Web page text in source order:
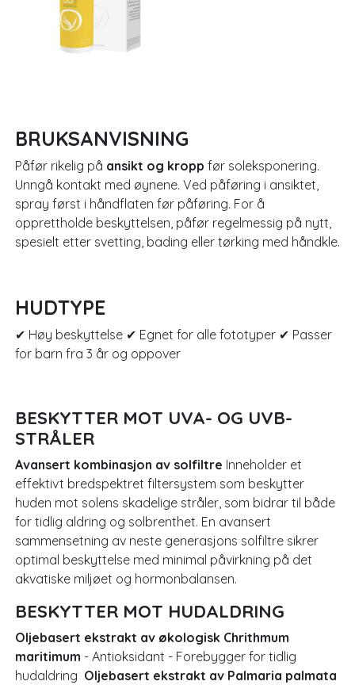
BRUKSANVISNING
Påfør rikelig på ansikt og kropp før soleksponering.
Unngå kontakt med øynene. Ved påføring i ansiktet,
spray først i håndflaten før påføring. For å
opprettholde beskyttelsen, påfør regelmessig på nytt,
spesielt etter svetting, bading eller tørking med håndkle.
HUDTYPE
✔ Høy beskyttelse ✔ Egnet for alle fototyper ✔ Passer
for barn fra 3 år og oppover
BESKYTTER MOT UVA- OG UVB-
STRÅLER
Avansert kombinasjon av solfiltre Inneholder et
effektivt bredspektret filtersystem som beskytter
huden mot solens skadelige stråler, som bidrar til både
for tidlig aldring og solbrenthet. En avansert
sammensetning av neste generasjons solfiltre sikrer
optimal beskyttelse med minimal påvirkning på det
akvatiske miljøet og hormonbalansen.
BESKYTTER MOT HUDALDRING
Oljebasert ekstrakt av økologisk Chrithmum
maritimum - Antioksidant - Forebygger for tidlig
hudaldring Oljebasert ekstrakt av Palmaria palmata